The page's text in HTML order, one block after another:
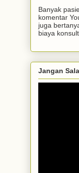
Banyak
komentar
juga
biaya
Jangan